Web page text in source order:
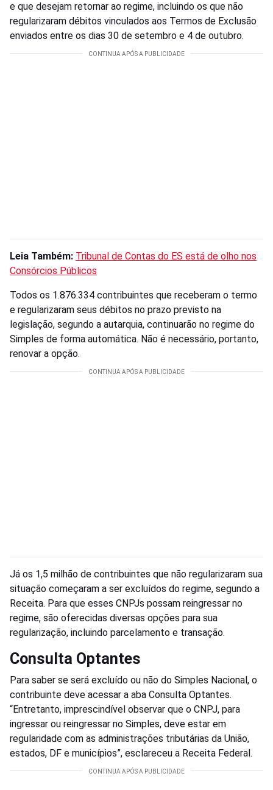
e que desejam retornar ao regime, incluindo os que não
regularizaram débitos vinculados aos Termos de Exclusão
enviados entre os dias 30 de setembro e 4 de outubro.
Leia Também: Tribunal de Contas do ES está de olho nos
Consórcios Públicos
Todos os 1.876.334 contribuintes que receberam o termo
e regularizaram seus débitos no prazo previsto na
legislação, segundo a autarquia, continuarão no regime do
Simples de forma automática. Não é necessário, portanto,
renovar a opção.
Já os 1,5 milhão de contribuintes que não regularizaram sua
situação começaram a ser excluídos do regime, segundo a
Receita. Para que esses CNPJs possam reingressar no
regime, são oferecidas diversas opções para sua
regularização, incluindo parcelamento e transação.
Consulta Optantes
Para saber se será excluído ou não do Simples Nacional, o
contribuinte deve acessar a aba Consulta Optantes.
“Entretanto, imprescindível observar que o CNPJ, para
ingressar ou reingressar no Simples, deve estar em
regularidade com as administrações tributárias da União,
estados, DF e municípios”, esclareceu a Receita Federal.